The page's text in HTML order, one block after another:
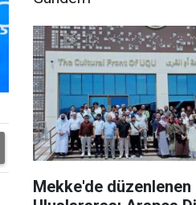
Mekke'de düzenlenen